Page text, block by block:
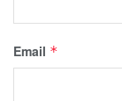
Email *